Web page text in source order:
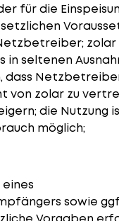
für die
zolar
in seltenen
dass
von zolar zu
die Nutzung
möglich;
sowie